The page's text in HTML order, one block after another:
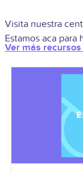
Visita nuestra
Estamos aca
Ver más recursos